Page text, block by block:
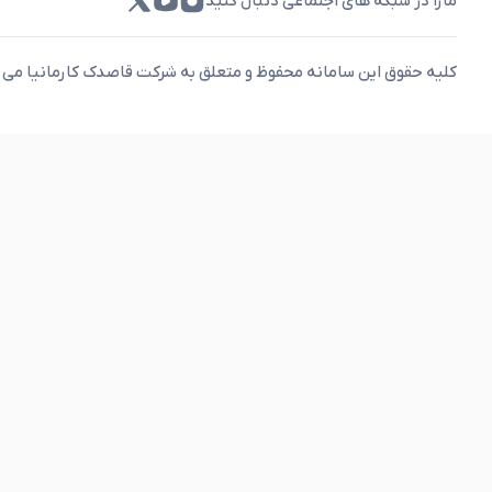
کلیه حقوق این سامانه محفوظ و متعلق به شرکت قاصدک کارمانیا